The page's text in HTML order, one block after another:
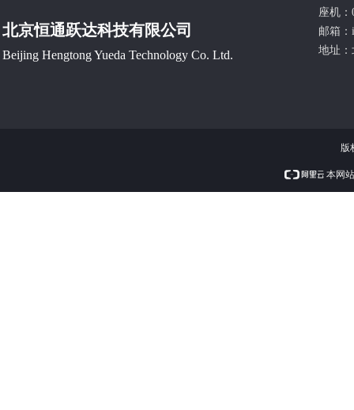
座机
邮箱：
地址：
北京恒通跃达科技有限公司
Beijing Hengtong Yueda Technology Co. Ltd.
版
本网